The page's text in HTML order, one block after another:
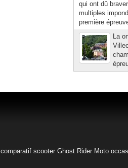
qui ont dû
multiples
première
La
comparatif scooter Ghost Rider Moto